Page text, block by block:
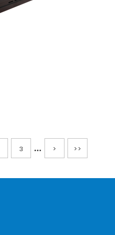
3 ... > >>